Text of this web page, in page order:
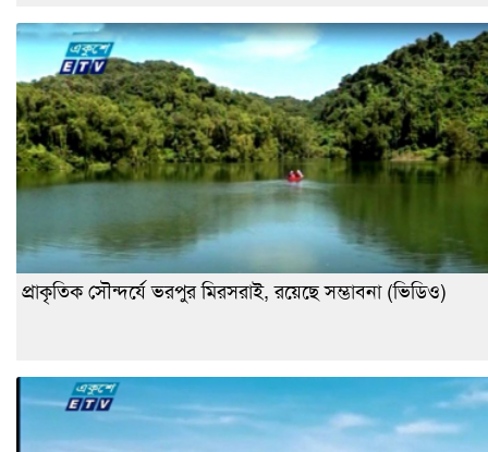
প্রাকৃতিক সৌন্দর্যে ভরপুর মিরসরাই, রয়েছে সম্ভাবনা (ভিডিও)